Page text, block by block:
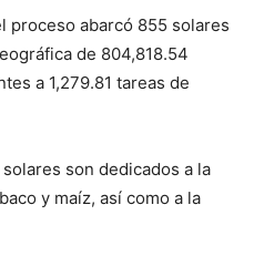
proceso abarcó 855 solares
de 804,818.54
a 1,279.81 tareas de
son dedicados a la
y maíz, así como a la